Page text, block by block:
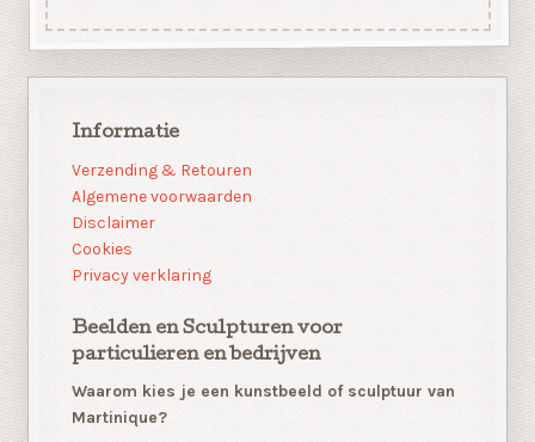
Informatie
Verzending & Retouren
Algemene voorwaarden
Disclaimer
Cookies
Privacy verklaring
Beelden en Sculpturen voor
particulieren en bedrijven
Waarom kies je een kunstbeeld of sculptuur van
Martinique?